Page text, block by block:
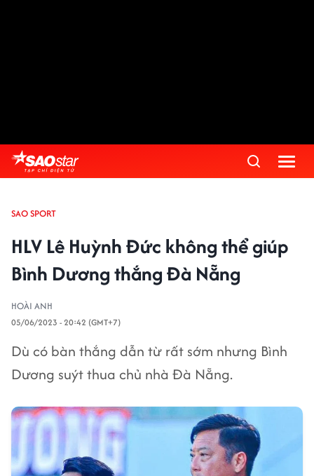
SAO SPORT
HLV Lê Huỳnh Đức không thể giúp
Bình Dương thắng Đà Nẵng
HOÀI ANH
05/06/2023 - 20:42 (GMT+7)
Dù có bàn thắng dẫn từ rất sớm nhưng Bình
Dương suýt thua chủ nhà Đà Nẵng.